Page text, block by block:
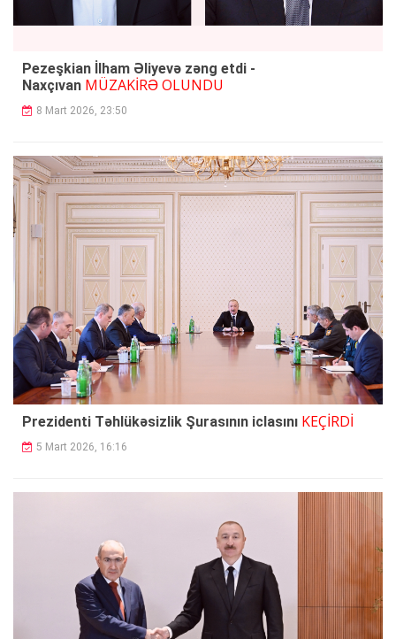
Pezeşkian İlham Əliyevə zəng etdi -
Naxçıvan MÜZAKİRƏ OLUNDU
8 Mart 2026, 23:50
Prezidenti Təhlükəsizlik Şurasının iclasını KEÇİRDİ
5 Mart 2026, 16:16